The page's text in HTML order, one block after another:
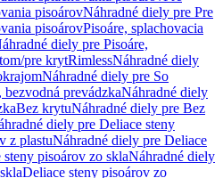
pisoárovNáhradné diely pre Pre
pisoárovPisoáre, splachovacia
diely pre Pisoáre,
pre krytRimlessNáhradné diely
Náhradné diely pre So
bezvodná prevádzkaNáhradné diely
Bez krytuNáhradné diely pre Bez
diely pre Deliace steny
z plastuNáhradné diely pre Deliace
steny pisoárov zo sklaNáhradné diely
Deliace steny pisoárov zo